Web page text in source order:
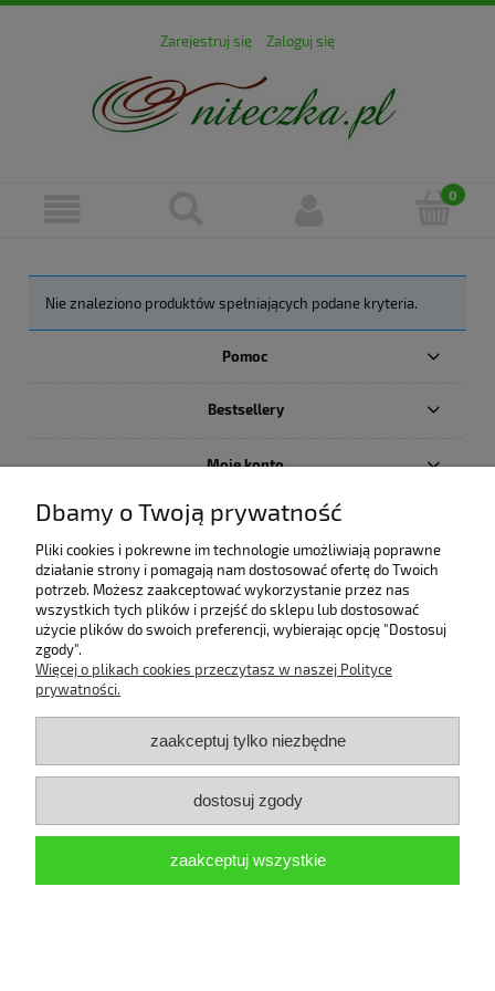
Zarejestruj się Zaloguj się
Nie znaleziono produktów spełniających podane kryteria.
Pomoc
Bestsellery
Moje konto
Płatności i dostawa
Informacje
O nas
pokaż pełną wersję strony
Dbamy o Twoją prywatność
Pliki cookies i pokrewne im technologie umożliwiają poprawne
działanie strony i pomagają nam dostosować ofertę do Twoich
potrzeb. Możesz zaakceptować wykorzystanie przez nas
wszystkich tych plików i przejść do sklepu lub dostosować
użycie plików do swoich preferencji, wybierając opcję "Dostosuj
zgody".
Więcej o plikach cookies przeczytasz w naszej Polityce
prywatności.
zaakceptuj tylko niezbędne
dostosuj zgody
zaakceptuj wszystkie